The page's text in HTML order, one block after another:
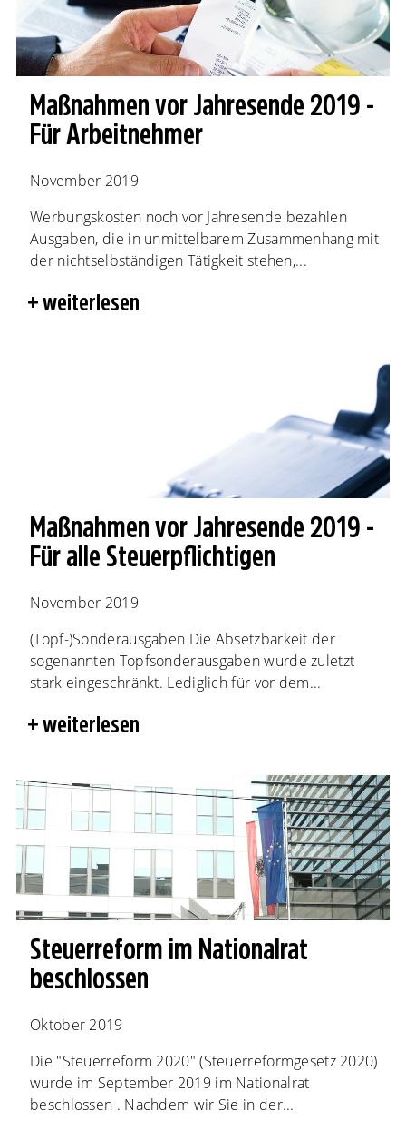
Maßnahmen vor Jahresende 2019 -
Für Arbeitnehmer
November 2019
Werbungskosten noch vor Jahresende bezahlen
Ausgaben, die in unmittelbarem Zusammenhang mit
der nichtselbständigen Tätigkeit stehen,...
weiterlesen
Maßnahmen vor Jahresende 2019 -
Für alle Steuerpflichtigen
November 2019
(Topf-)Sonderausgaben Die Absetzbarkeit der
sogenannten Topfsonderausgaben wurde zuletzt
stark eingeschränkt. Lediglich für vor dem...
weiterlesen
Steuerreform im Nationalrat
beschlossen
Oktober 2019
Die "Steuerreform 2020" (Steuerreformgesetz 2020)
wurde im September 2019 im Nationalrat
beschlossen . Nachdem wir Sie in der...